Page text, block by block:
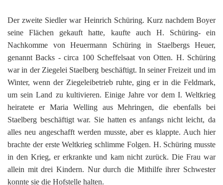
Der zweite Siedler war Heinrich Schüring. Kurz nachdem Boyer
seine Flächen gekauft hatte, kaufte auch H. Schüring- ein
Nachkomme von Heuermann Schüring in Staelbergs Heuer,
genannt Backs - circa 100 Scheffelsaat von Otten. H. Schüring
war in der Ziegelei Staelberg beschäftigt. In seiner Freizeit und im
Winter, wenn der Ziegeleibetrieb ruhte, ging er in die Feldmark,
um sein Land zu kultivieren. Einige Jahre vor dem I. Weltkrieg
heiratete er Maria Welling aus Mehringen, die ebenfalls bei
Staelberg beschäftigt war. Sie hatten es anfangs nicht leicht, da
alles neu angeschafft werden musste, aber es klappte. Auch hier
brachte der erste Weltkrieg schlimme Folgen. H. Schüring musste
in den Krieg, er erkrankte und kam nicht zurück. Die Frau war
allein mit drei Kindern. Nur durch die Mithilfe ihrer Schwester
konnte sie die Hofstelle halten.